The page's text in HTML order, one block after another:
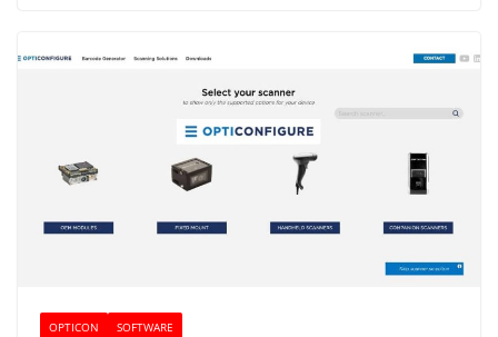
OPTICON SOFTWARE